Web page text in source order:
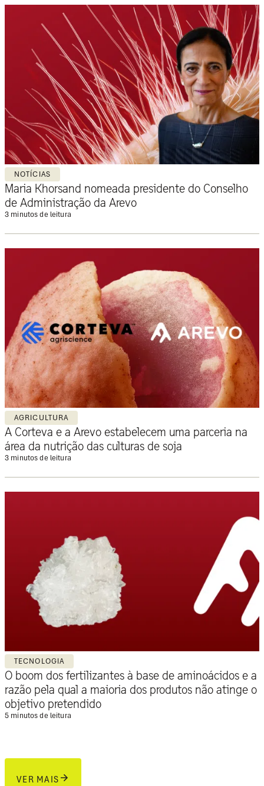
NOTÍCIAS
Maria Khorsand nomeada presidente do Conselho
de Administração da Arevo
3 minutos de leitura
AGRICULTURA
A Corteva e a Arevo estabelecem uma parceria na
área da nutrição das culturas de soja
3 minutos de leitura
TECNOLOGIA
O boom dos fertilizantes à base de aminoácidos e a
razão pela qual a maioria dos produtos não atinge o
objetivo pretendido
5 minutos de leitura
VER MAIS